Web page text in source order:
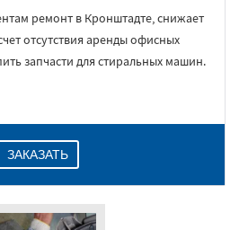
ремонт в Кронштадте, снижает
отсутствия аренды офисных
запчасти для стиральных машин.
ЗАКАЗАТЬ